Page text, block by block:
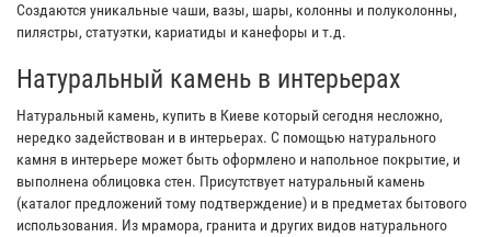
Создаются уникальные чаши, вазы, шары, колонны и полуколонны,
пилястры, статуэтки, кариатиды и канефоры и т.д.
Натуральный камень в интерьерах
Натуральный камень, купить в Киеве который сегодня несложно,
нередко задействован и в интерьерах. С помощью натурального
камня в интерьере может быть оформлено и напольное покрытие, и
выполнена облицовка стен. Присутствует натуральный камень
(каталог предложений тому подтверждение) и в предметах бытового
использования. Из мрамора, гранита и других видов натурального